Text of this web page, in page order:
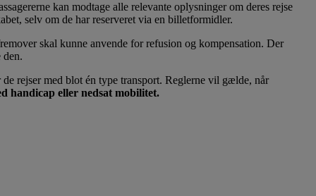
kan modtage alle relevante oplysninger om deres rejse
selv om de har reserveret via en billetformidler.
skal kunne anvende for refusion og kompensation. Der
den.
de rejser med blot én type transport. Reglerne vil gælde, når
handicap eller nedsat mobilitet.